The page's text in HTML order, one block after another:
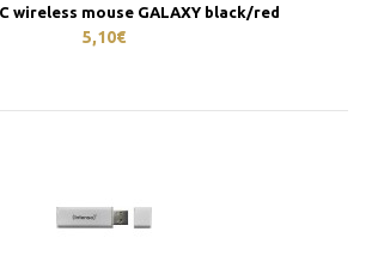
wireless mouse GALAXY black/red
5,10€